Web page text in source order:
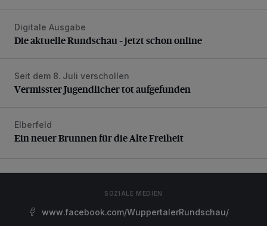
Die aktuelle Rundschau – jetzt schon online
Digitale Ausgabe
Die aktuelle Rundschau – jetzt schon online
Vermisster Jugendlicher tot aufgefunden
Seit dem 8. Juli verschollen
Vermisster Jugendlicher tot aufgefunden
Ein neuer Brunnen für die Alte Freiheit
Elberfeld
Ein neuer Brunnen für die Alte Freiheit
SOZIALE MEDIEN
www.facebook.com/WuppertalerRundschau/